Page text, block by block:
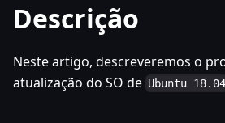
Descrição
Neste artigo, descreveremos o
atualização do SO de Ubuntu 18.04